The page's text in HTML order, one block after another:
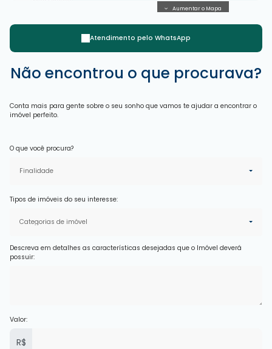
Aumentar o Mapa
Atendimento pelo WhatsApp
Não encontrou o que procurava?
Conta mais para gente sobre o seu sonho que vamos te ajudar a encontrar o
imóvel perfeito.
O que você procura?
Finalidade
Tipos de imóveis do seu interesse:
Categorias de imóvel
Descreva em detalhes as características desejadas que o Imóvel deverá
possuir:
Valor:
R$